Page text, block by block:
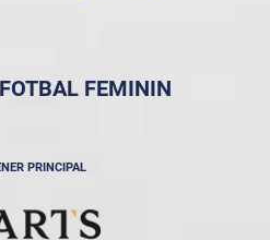
FEMININ
PRINCIPAL